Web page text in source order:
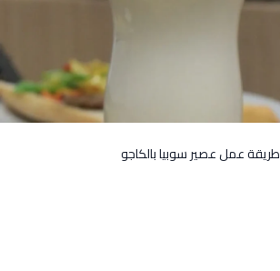
طريقة عمل عصير سوبيا بالكاجو